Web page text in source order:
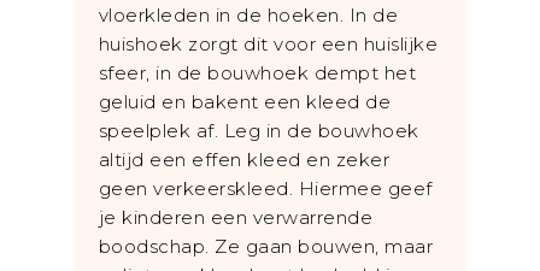
vloerkleden in de hoeken. In de
huishoek zorgt dit voor een huislijke
sfeer, in de bouwhoek dempt het
geluid en bakent een kleed de
speelplek af. Leg in de bouwhoek
altijd een effen kleed en zeker
geen verkeerskleed. Hiermee geef
je kinderen een verwarrende
boodschap. Ze gaan bouwen, maar